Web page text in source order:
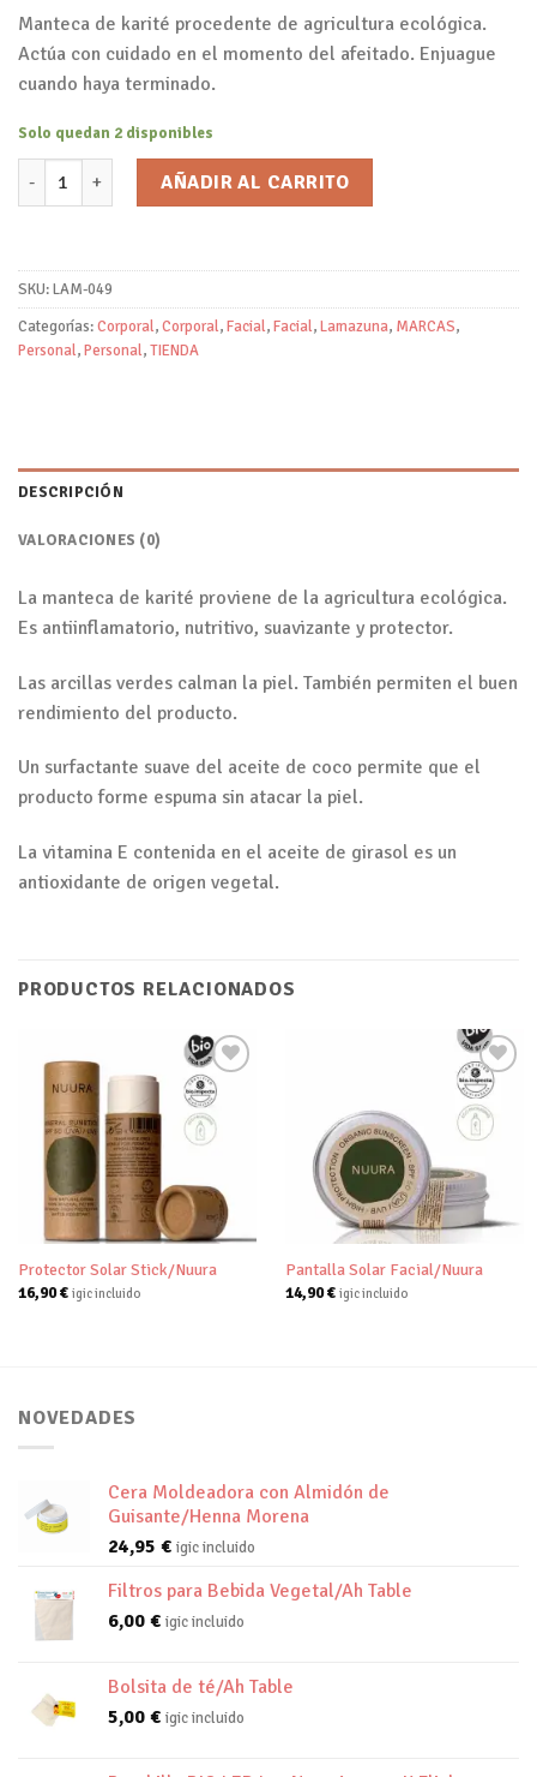
Manteca de karité procedente de agricultura ecológica.
Actúa con cuidado en el momento del afeitado. Enjuague
cuando haya terminado.
Solo quedan 2 disponibles
Jabón de Afeitar/Lamazuna cantidad
AÑADIR AL CARRITO
SKU:LAM-049
Categorías:Corporal,Corporal,Facial,Facial,Lamazuna, MARCAS,
Personal,Personal,TIENDA
DESCRIPCIÓN
VALORACIONES (0)
La manteca de karité proviene de la agricultura ecológica.
Es antiinflamatorio, nutritivo, suavizante y protector.
Las arcillas verdes calman la piel. También permiten el buen
rendimiento del producto.
Un surfactante suave del aceite de coco permite que el
producto forme espuma sin atacar la piel.
La vitamina E contenida en el aceite de girasol es un
antioxidante de origen vegetal.
PRODUCTOS RELACIONADOS
Añadir
deseos
Protector Solar Stick/Nuura
16,90€ igic incluido
Añadir
deseos
Pantalla Solar Facial/Nuura
14,90€ igic incluido
NOVEDADES
Cera Moldeadora con Almidón de
Guisante/Henna Morena
24,95 € igic incluido
Filtros para Bebida Vegetal/Ah Table
6,00 € igic incluido
Bolsita de té/Ah Table
5,00 € igic incluido